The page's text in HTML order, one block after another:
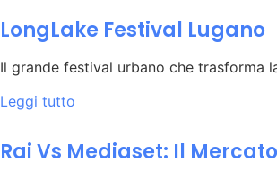
LongLake Festival Lugano
Il grande festival urbano che trasforma
Leggi tutto
Rai Vs Mediaset: Il